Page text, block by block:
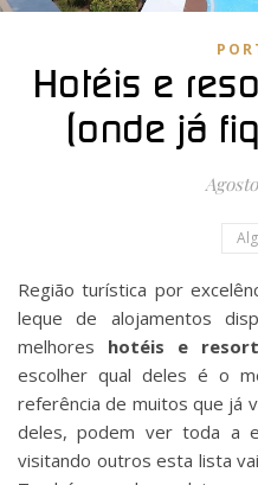
Hotéis e
(onde já
Região turística por
leque de alojamentos
melhores hotéis e
escolher qual deles é o
referência de muitos que já
deles, podem ver toda a
visitando outros esta lista